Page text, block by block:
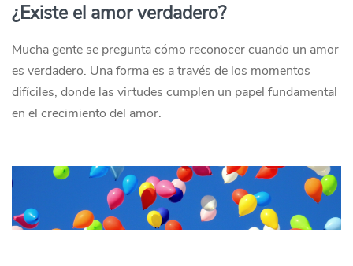
¿Existe el amor verdadero?
Mucha gente se pregunta cómo reconocer cuando un amor
es verdadero. Una forma es a través de los momentos
difíciles, donde las virtudes cumplen un papel fundamental
en el crecimiento del amor.